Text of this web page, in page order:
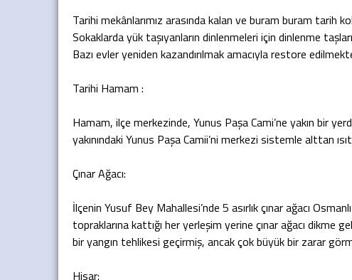
Tarihi mekânlarımız arasında kalan ve buram buram tarih
Sokaklarda yük taşıyanların dinlenmeleri için dinlenme
Bazı evler yeniden kazandırılmak amacıyla restore
Tarihi Hamam :
Hamam, ilçe merkezinde, Yunus Paşa Cami’ne yakın bir
yakınındaki Yunus Paşa Camii’ni merkezi sistemle alttan
Çınar Ağacı:
İlçenin Yusuf Bey Mahallesi’nde 5 asırlık çınar ağacı
topraklarına kattığı her yerleşim yerine çınar ağacı dikme
bir yangın tehlikesi geçirmiş, ancak çok büyük bir zarar
Hisar: